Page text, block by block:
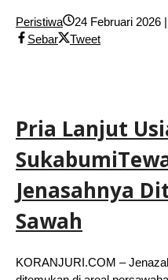
Peristiwa 24 Februari 2026
Sebar
Tweet
Pria Lanjut
Jenasahnya
Sawah
KORANJURI.COM –